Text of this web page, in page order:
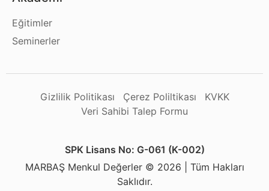
Eğitimler
Seminerler
Gizlilik Politikası Çerez Poliltikası
KVKK
Veri Sahibi Talep Formu
SPK Lisans No: G-061 (K-002)
MARBAŞ Menkul Değerler © 2026 | Tüm Hakları
Saklıdır.